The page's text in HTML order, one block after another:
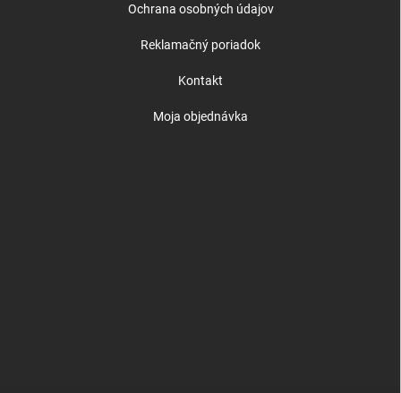
Ochrana osobných údajov
Reklamačný poriadok
Kontakt
Moja objednávka